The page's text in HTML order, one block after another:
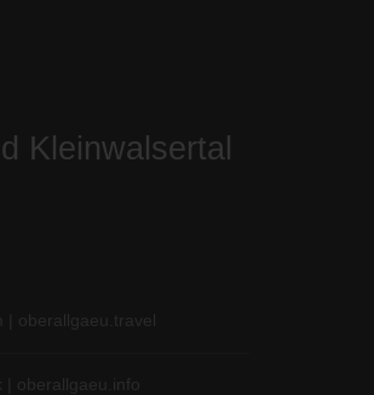
Kleinwalsertal
| oberallgaeu.travel
| oberallgaeu.info